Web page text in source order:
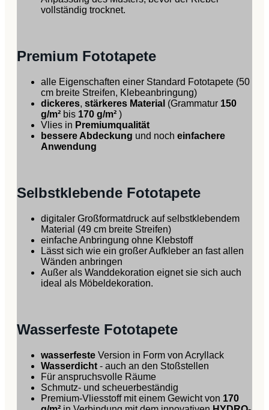
vollständig trocknet.
Premium Fototapete
alle Eigenschaften einer Standard Fototapete (50
cm breite Streifen, Klebeanbringung)
dickeres, stärkeres Material (Grammatur 150
g/m² bis 170 g/m² )
Vlies in Premiumqualität
bessere Abdeckung und noch einfachere
Anwendung
Selbstklebende Fototapete
digitaler Großformatdruck auf selbstklebendem
Material (49 cm breite Streifen)
einfache Anbringung ohne Klebstoff
Lässt sich wie ein großer Aufkleber an fast allen
Wänden anbringen
Außer als Wanddekoration eignet sie sich auch
ideal als Möbeldekoration.
Wasserfeste Fototapete
wasserfeste Version in Form von Acryllack
Wasserdicht - auch an den Stoßstellen
Für anspruchsvolle Räume
Schmutz- und scheuerbeständig
Premium-Vliesstoff mit einem Gewicht von 170